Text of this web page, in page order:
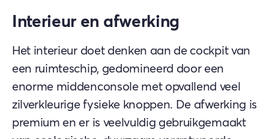
Interieur en afwerking
Het interieur doet denken aan de cockpit van
een ruimteschip, gedomineerd door een
enorme middenconsole met opvallend veel
zilverkleurige fysieke knoppen. De afwerking is
premium en er is veelvuldig gebruikgemaakt